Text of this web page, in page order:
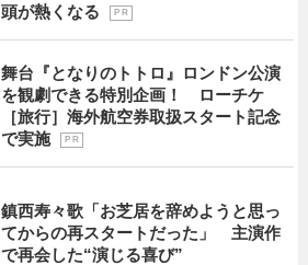
頭が熱くなる
P R
舞台『となりのトトロ』ロンドン公演
を観劇できる特別企画！ ローチケ
［旅行］海外航空券取扱スタート記念
で実施
P R
鎮西寿々歌「お芝居を辞めようと思っ
てからの再スタートだった」 主演作
で再会した“演じる喜び”